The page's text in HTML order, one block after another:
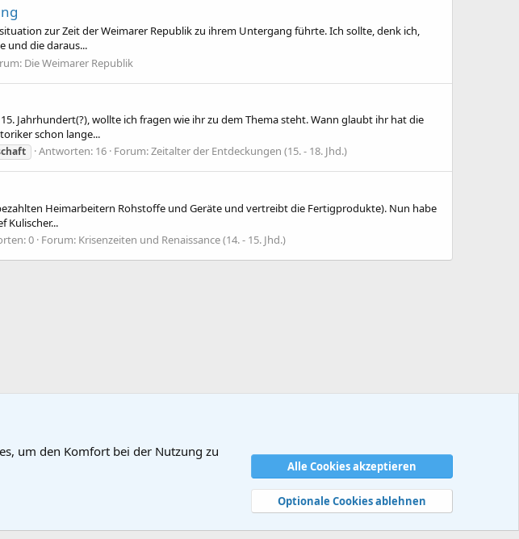
zur Zeit der Weimarer Republik zu ihrem Untergang führte. Ich sollte, denk ich,
und die daraus...
Die Weimarer Republik
Jahrhundert(?), wollte ich fragen wie ihr zu dem Thema steht. Wann glaubt ihr hat die
schon lange...
Antworten: 16 Forum:Zeitalter der Entdeckungen (15. - 18. Jhd.)
Heimarbeitern Rohstoffe und Geräte und vertreibt die Fertigprodukte). Nun habe
Kulischer...
0 Forum: Krisenzeiten und Renaissance (14. - 15. Jhd.)
Datenschutz Hilfe und Impressum Start
R
S
um den Komfort bei der Nutzung zu
Alle Cookies akzeptieren
Optionale Cookies ablehnen